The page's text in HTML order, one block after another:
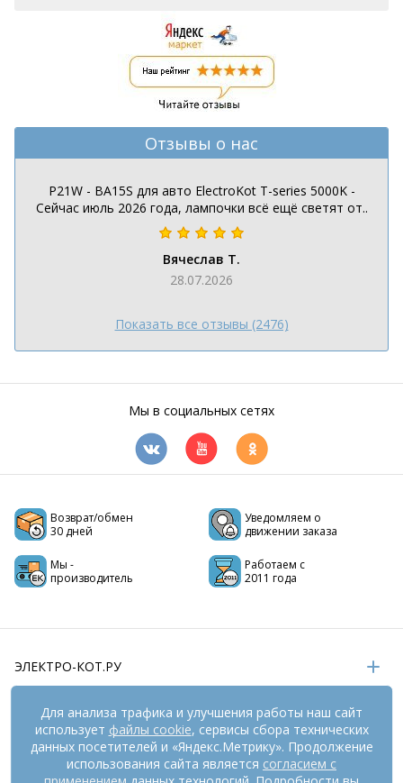
Отзывы о нас
P21W - BA15S для авто ElectroKot T-series 5000K -
Сейчас июль 2026 года, лампочки всё ещё светят от..
Вячеслав Т.
28.07.2026
Показать все отзывы (2476)
Мы в социальных сетях
Возврат/обмен
30 дней
Уведомляем о
движении заказа
Мы -
производитель
Работаем с
2011 года
ЭЛЕКТРО-КОТ.РУ
ИНФОРМАЦИЯ
РЕКВИЗИТЫ
Для анализа трафика и улучшения работы наш сайт
использует файлы cookie, сервисы сбора технических
данных посетителей и «Яндекс.Метрику». Продолжение
использования сайта является согласием с